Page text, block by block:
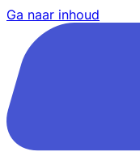
Ga naar inhoud